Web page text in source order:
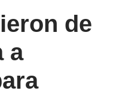
de
a